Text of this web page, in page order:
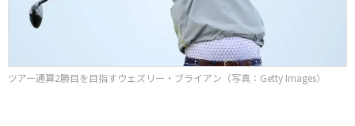
ツアー通算2勝目を目指すウェズリー・ブライアン（写真：Getty Images）